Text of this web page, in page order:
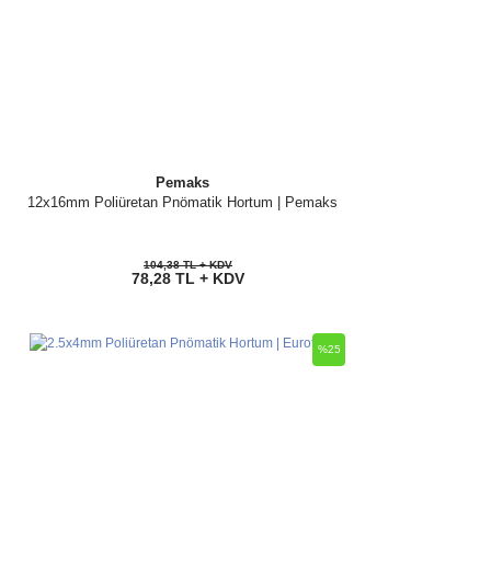
Pemaks
12x16mm Poliüretan Pnömatik Hortum | Pemaks
104,38 TL + KDV
78,28 TL + KDV
%25